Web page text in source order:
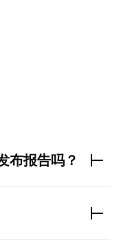
布报告吗？